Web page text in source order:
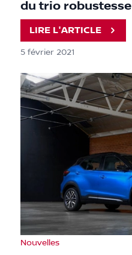
du trio robustesse
LIRE L'ARTICLE
5 février 2021
Nouvelles